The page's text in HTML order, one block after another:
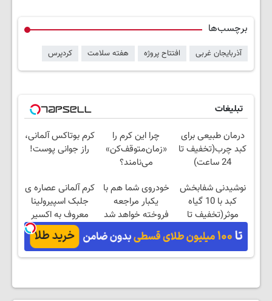
برچسب‌ها
آذربایجان غربی افتتاح پروژه هفته سلامت کردپرس
تبلیغات
درمان طبیعی برای
کبد چرب(تخفیف تا
24 ساعت)
چرا این کرم را
«زمان‌متوقف‌کن»
می‌نامند؟
کرم بوتاکس آلمانی،
راز جوانی پوست!
نوشیدنی شفابخش
کبد با 10 گیاه
موثر(تخفیف تا
امشب)
خودروی شما هم با
یکبار مراجعه
فروخته خواهد شد
کرم آلمانی عصاره ی
جلبک اسپیرولینا
معروف به اکسیر
جوانی!!